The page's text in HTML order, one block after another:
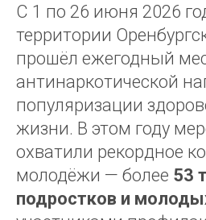
С 1 по 26 июня 2026
территории
прошёл ежегодный
антинаркотической
популяризации
жизни. В этом году
охватили рекордное
молодёжи — более 53
подростков и